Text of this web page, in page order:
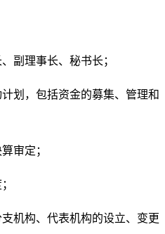
副理事长、秘书长；
计划，包括资金的募集、管理和
审定；
支机构、代表机构的设立、变更